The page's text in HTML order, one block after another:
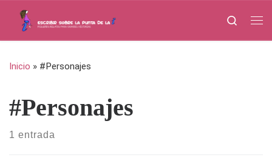
Saltar al contenido
Search
Inicio » #Personajes
#Personajes
1 entrada